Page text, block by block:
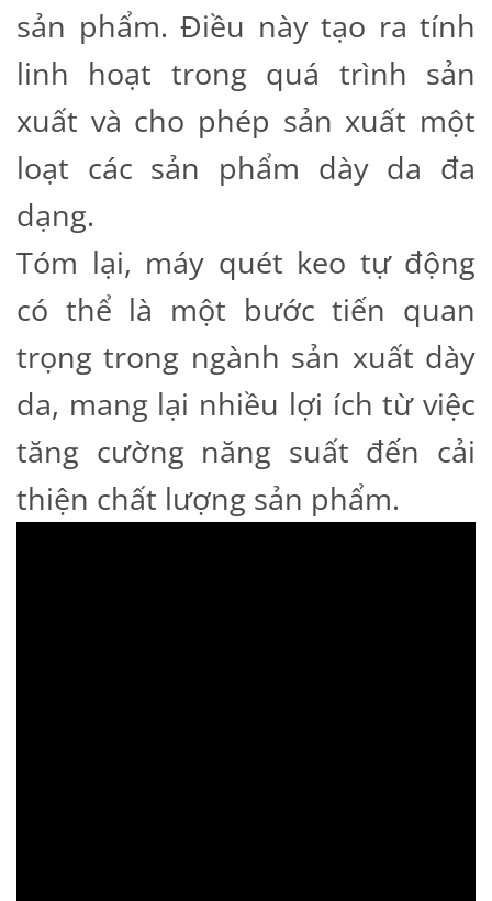
sản phẩm. Điều này tạo ra tính
linh hoạt trong quá trình sản
xuất và cho phép sản xuất một
loạt các sản phẩm dày da đa
dạng.
Tóm lại, máy quét keo tự động
có thể là một bước tiến quan
trọng trong ngành sản xuất dày
da, mang lại nhiều lợi ích từ việc
tăng cường năng suất đến cải
thiện chất lượng sản phẩm.